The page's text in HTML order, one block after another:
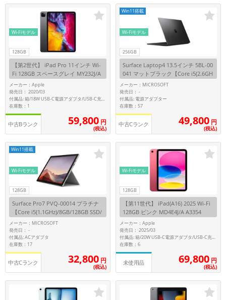
128GB
Wi-Fiモデル
【第2世代】 iPad Pro 11インチ Wi-
Fi 128GB スペースグレイ MY232J/A
A2228
メーカー：Apple
発売日： 2020/03
付属品: 箱/18W USB-C電源アダプタ/USB-C充電ケーブル(1m)/クイックスタートガイド
在庫数：1
中古Bランク 59,800 円
(税込)
256GB
Wi-Fiモデル
Win11搭載
Surface Laptop4 13.5インチ 5BL-00
041 マットブラック【Core i5(2.6GH
z)/8GB/256GB SSD/Win11Pro】
メーカー：MICROSOFT
発売日：-
付属品: 電源アダプター
在庫数：57
中古Cランク 49,800 円
(税込)
128GB
Wi-Fiモデル
Win11搭載
Surface Pro7 PVQ-00014 プラチナ
【Core i5(1.1GHz)/8GB/128GB SSD/
Win11Pro】
メーカー：MICROSOFT
発売日：-
付属品: ACアダプタ
在庫数：17
中古Cランク 32,800 円
(税込)
128GB
Wi-Fiモデル
【第11世代】 iPad(A16) 2025 Wi-Fi
128GB ピンク MD4E4J/A A3354
メーカー：Apple
発売日： 2025/03
付属品: 箱/20W USB-C電源アダプタ/USB-C充電ケーブル(1m)/マニュアル
在庫数：6
未使用品 69,800 円
(税込)